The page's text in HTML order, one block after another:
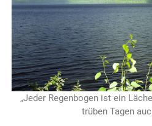
„Jeder Regenbogen ist ein
trüben Tagen